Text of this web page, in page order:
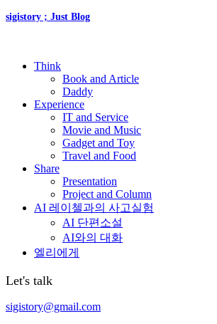
sigistory ; Just Blog
Think
Book and Article
Daddy
Experience
IT and Service
Movie and Music
Gadget and Toy
Travel and Food
Share
Presentation
Project and Column
AI 레이첼과의 사고실험
AI 단편소설
AI와의 대화
엘리에게
Let's talk
sigistory@gmail.com